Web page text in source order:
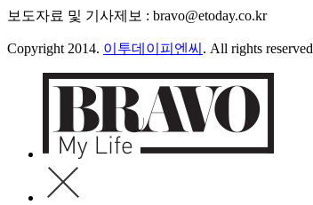
보도자료 및 기사제보 : bravo@etoday.co.kr
Copyright 2014. 이투데이피엔씨 . All rights reserved